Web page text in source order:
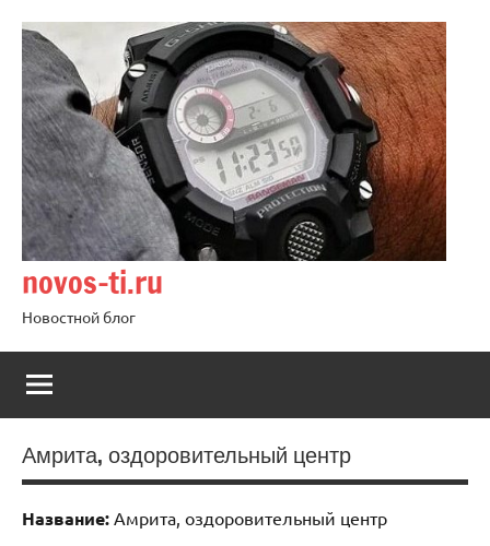
содержимому
novos-ti.ru
Новостной блог
Амрита, оздоровительный центр
Название: Амрита, оздоровительный центр